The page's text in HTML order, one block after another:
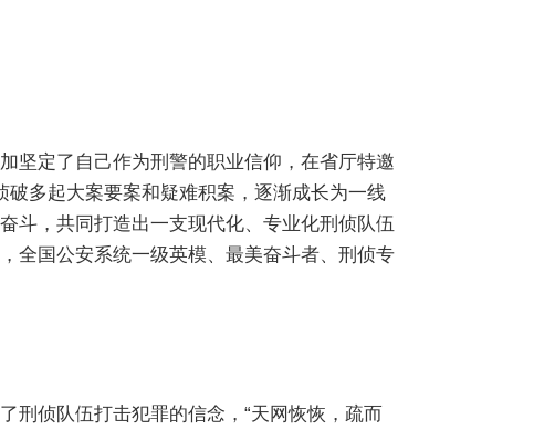
坚定了自己作为刑警的职业信仰，在省厅特邀
多起大案要案和疑难积案，逐渐成长为一线
斗，共同打造出一支现代化、专业化刑侦队伍
全国公安系统一级英模、最美奋斗者、刑侦专
刑侦队伍打击犯罪的信念，“天网恢恢，疏而